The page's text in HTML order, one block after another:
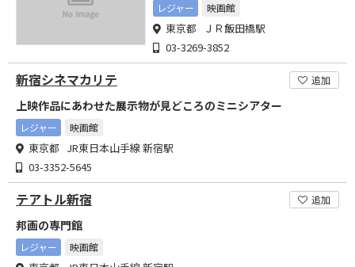
レジャー 映画館
東京都 ＪＲ飯田橋駅
03-3269-3852
新宿シネマカリテ 追加
上映作品にあわせた展示物が見どころのミニシアター
レジャー 映画館
東京都 JR東日本山手線 新宿駅
03-3352-5645
テアトル新宿 追加
邦画の専門館
レジャー 映画館